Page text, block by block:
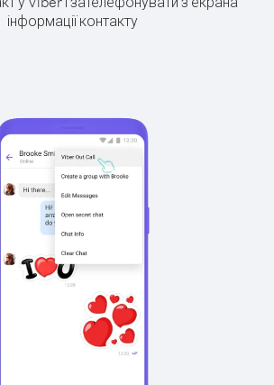
інформації контакту